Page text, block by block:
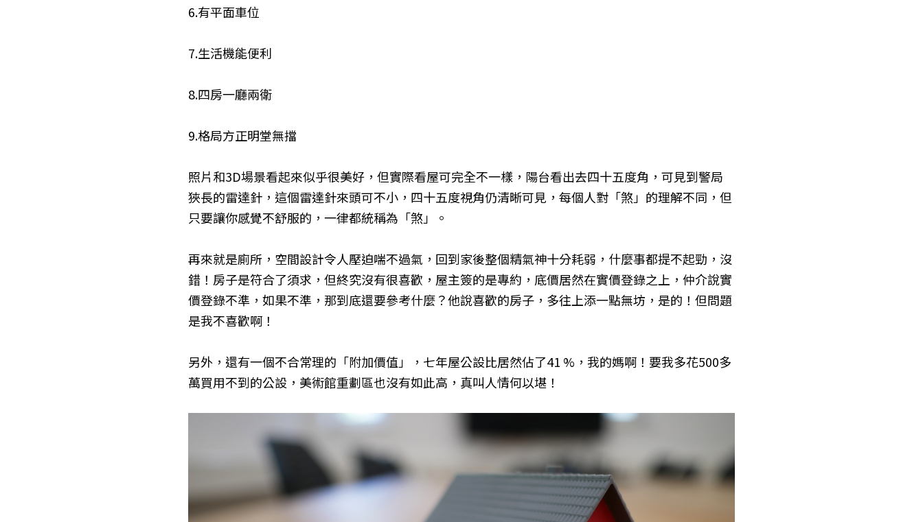
6.有平面車位
7.生活機能便利
8.四房一廳兩衛
9.格局方正明堂無擋
照片和3D場景看起來似乎很美好，但實際看屋可完全不一樣，陽台看出去四十五度角，可見到警局
狹長的雷達針，這個雷達針來頭可不小，四十五度視角仍清晰可見，每個人對「煞」的理解不同，但
只要讓你感覺不舒服的，一律都統稱為「煞」。
再來就是廁所，空間設計令人壓迫喘不過氣，回到家後整個精氣神十分耗弱，什麼事都提不起勁，沒
錯！房子是符合了須求，但終究沒有很喜歡，屋主簽的是專約，底價居然在實價登錄之上，仲介說實
價登錄不準，如果不準，那到底還要參考什麼？他說喜歡的房子，多往上添一點無坊，是的！但問題
是我不喜歡啊！
另外，還有一個不合常理的「附加價值」，七年屋公設比居然佔了41 %，我的媽啊！要我多花500多
萬買用不到的公設，美術館重劃區也沒有如此高，真叫人情何以堪！